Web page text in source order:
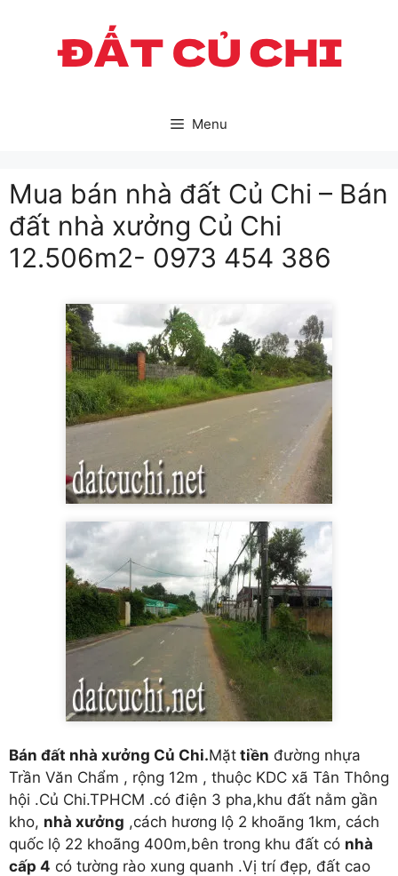
Menu
Mua bán nhà đất Củ Chi – Bán
đất nhà xưởng Củ Chi
12.506m2- 0973 454 386
Bán đất nhà xưởng Củ Chi.Mặt tiền đường nhựa
Trần Văn Chẩm , rộng 12m , thuộc KDC xã Tân Thông
hội .Củ Chi.TPHCM .có điện 3 pha,khu đất nằm gần
kho, nhà xưởng ,cách hương lộ 2 khoãng 1km, cách
quốc lộ 22 khoãng 400m,bên trong khu đất có nhà
cấp 4 có tường rào xung quanh .Vị trí đẹp, đất cao